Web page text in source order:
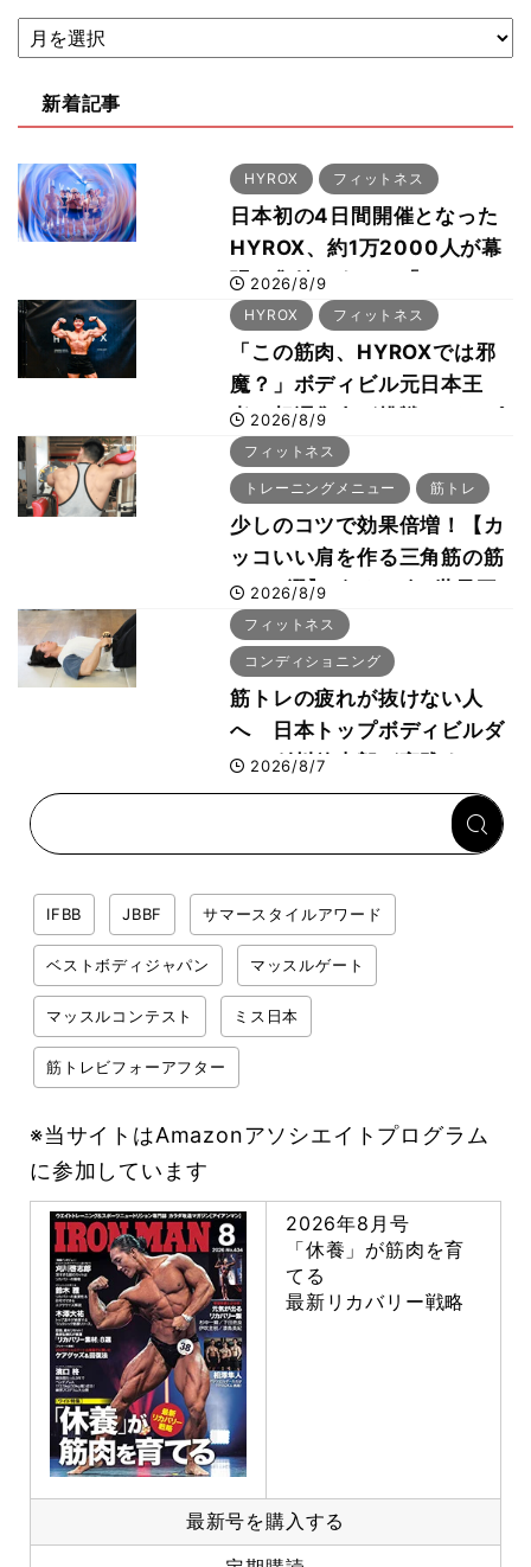
新着記事
HYROX フィットネス
日本初の4日間開催となった
HYROX、約1万2000人が幕
張に集結 すでに「2028、
29年の大会も準備」
2026/8/9
HYROX フィットネス
「この筋肉、HYROXでは邪
魔？」ボディビル元日本王
者・相澤隼人が挑戦 バーピ
ーでは驚異の種目2位
2026/8/9
フィットネス
トレーニングメニュー 筋トレ
少しのコツで効果倍増！【カ
ッコいい肩を作る三角筋の筋
トレ6選】ボディビル世界王
者が解説！
2026/8/9
フィットネス
コンディショニング
筋トレの疲れが抜けない人
へ 日本トップボディビルダ
ー・刈川啓志郎が実践する
「回復習慣」
2026/8/7
IFBB JBBF サマースタイルアワード
ベストボディジャパン マッスルゲート
マッスルコンテスト ミス日本
筋トレビフォーアフター
※当サイトはAmazonアソシエイトプログラム
に参加しています
2026年8月号
「休養」が筋肉を育
てる
最新リカバリー戦略
最新号を購入する